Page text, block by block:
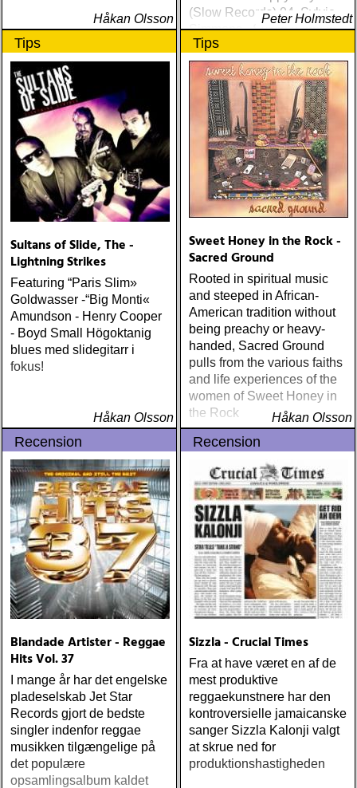
Håkan Olsson
(Slow Records) 04. Sylvie
Simmons - Sylvie (Light In
The Attic) 05. Ethan Johns -
The Reckoning (Three
Crows) 06. Ray
Lamontagne - Supernova
(Stone Dwarf) 07
Peter Holmstedt
Tips
Sultans of Slide, The -
Lightning Strikes
Featuring “Paris Slim»
Goldwasser -“Big Monti«
Amundson - Henry Cooper
- Boyd Small Högoktanig
blues med slidegitarr i
fokus!
Håkan Olsson
Tips
Sweet Honey in the Rock -
Sacred Ground
Rooted in spiritual music
and steeped in African-
American tradition without
being preachy or heavy-
handed, Sacred Ground
pulls from the various faiths
and life experiences of the
women of Sweet Honey in
the Rock
Håkan Olsson
Recension
Blandade Artister - Reggae
Hits Vol. 37
I mange år har det engelske
pladeselskab Jet Star
Records gjort de bedste
singler indenfor reggae
musikken tilgængelige på
det populære
opsamlingsalbum kaldet
Recension
Sizzla - Crucial Times
Fra at have været en af de
mest produktive
reggaekunstnere har den
kontroversielle jamaicanske
sanger Sizzla Kalonji valgt
at skrue ned for
produktionshastigheden